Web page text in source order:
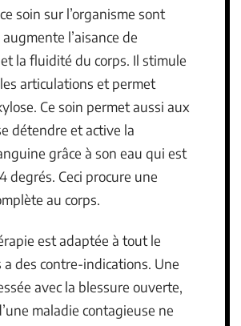
soin sur l’organisme sont
l’aisance de
la fluidité du corps. Il stimule
articulations et permet
Ce soin permet aussi aux
détendre et active la
grâce à son eau qui est
degrés. Ceci procure une
au corps.
est adaptée à tout le
a des contre-indications. Une
avec la blessure ouverte,
maladie contagieuse ne